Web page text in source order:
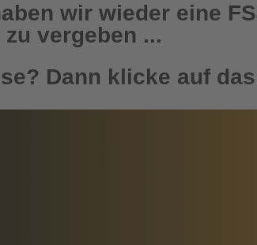
wir wieder eine
zu vergeben ...
Dann klicke auf